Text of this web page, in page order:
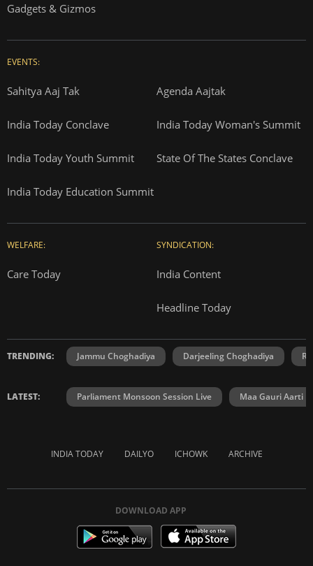
Gadgets & Gizmos
EVENTS:
Sahitya Aaj Tak Agenda Aajtak
India Today Conclave India Today Woman's Summit
India Today Youth Summit State Of The States Conclave
India Today Education Summit
WELFARE:
Care Today
SYNDICATION:
India Content
Headline Today
TRENDING: Jammu Choghadiya Darjeeling Choghadiya
LATEST: Parliament Monsoon Session Live Maa Gauri Aarti
INDIA TODAY DAILYO ICHOWK ARCHIVE
DOWNLOAD APP